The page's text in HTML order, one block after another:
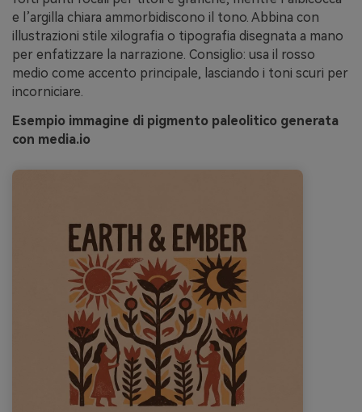
e l’argilla chiara ammorbidiscono il tono. Abbina con
illustrazioni stile xilografia o tipografia disegnata a mano
per enfatizzare la narrazione. Consiglio: usa il rosso
medio come accento principale, lasciando i toni scuri per
incorniciare.
Esempio immagine di pigmento paleolitico generata
con media.io